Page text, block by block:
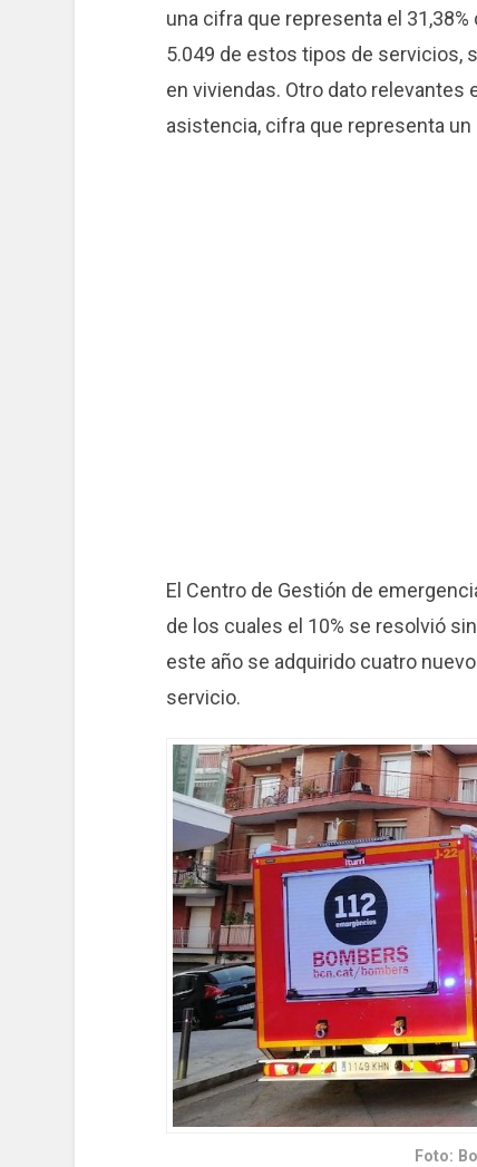
una cifra que representa el
5.049 de estos tipos de servicios,
en viviendas. Otro dato
asistencia, cifra que representa
El Centro de Gestión de
de los cuales el 10% se resolvió
este año se adquirido cuatro
servicio.
Foto: